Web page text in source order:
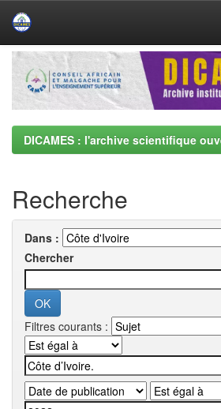
Skip
navigation
DICAMES : l'archive scientifique
Recherche
Dans :
Chercher
Filtres courants :